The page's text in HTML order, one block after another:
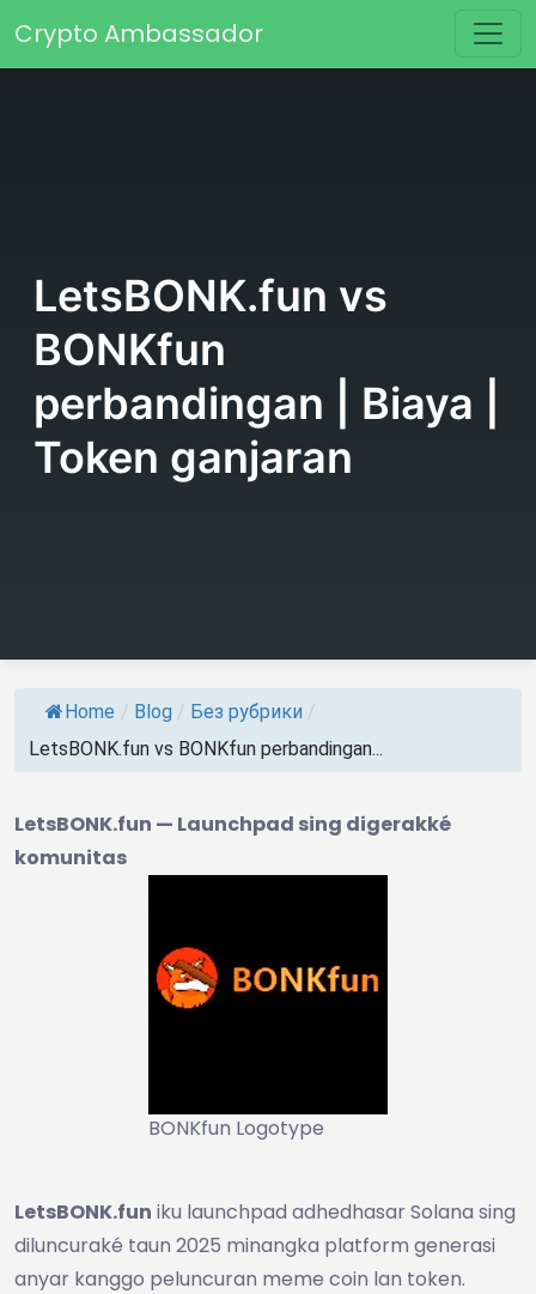
Main Navigation
Crypto Ambassador
LetsBONK.fun vs
BONKfun
perbandingan | Biaya |
Token ganjaran
Home / Blog / Без рубрики /
LetsBONK.fun vs BONKfun perbandingan...
LetsBONK.fun — Launchpad sing digerakké
komunitas
BONKfun Logotype
LetsBONK.fun iku launchpad adhedhasar Solana sing
diluncuraké taun 2025 minangka platform generasi
anyar kanggo peluncuran meme coin lan token.